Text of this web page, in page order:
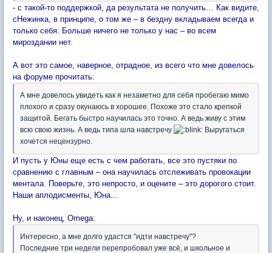
- с такой-то поддержкой, да результата не получить… Как видите,
сНежинка, в принципе, о том же – в бездну вкладываем всегда и
только себя. Больше ничего не только у нас – во всем
мироздании нет.
А вот это самое, наверное, отрадное, из всего что мне довелось
на форуме прочитать:
А мне довелось увидеть как я незаметно для себя пробегаю мимо
плохого и сразу окунаюсь в хорошее. Похоже это стало крепкой
защитой. Бегать быстро научилась это точно. А ведь живу с этим
всю свою жизнь. А ведь типа шла навстречу
Выругаться
хочется нецензурно.
И пусть у Юны еще есть с чем работать, все это пустяки по
сравнению с главным – она научилась отслеживать провокации
ментала. Поверьте, это непросто, и оцените – это дорогого стоит.
Наши аплодисменты, Юна…
Ну, и наконец, Omega:
Интересно, а мне долго удастся "идти навстречу"?
Последние три недели перепробовал уже всё, и школьное и